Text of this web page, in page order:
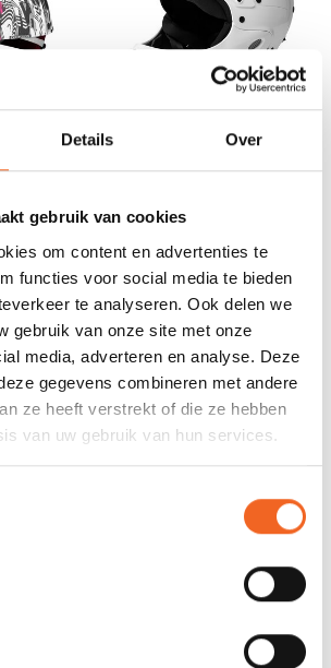
Details Over
gebruik van cookies
om content en advertenties te
functies voor social media te bieden
te analyseren. Ook delen we
gebruik van onze site met onze
media, adverteren en analyse. Deze
gegevens combineren met andere
ze heeft verstrekt of die ze hebben
van uw gebruik van hun services.
BLOCK
SWEET ROCKER FULL FACE
SWEET EARPADS